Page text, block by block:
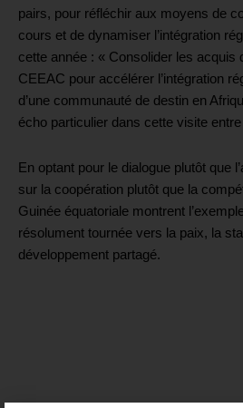
pairs, pour réfléchir aux moyens de
cours et de dynamiser l’intégration
cette année : « Consolider les acquis
CEEAC pour accélérer l’intégration
d’une communauté de destin en
écho particulier dans cette visite
En optant pour le dialogue plutôt que
sur la coopération plutôt que la
Guinée équatoriale montrent
résolument tournée vers la paix, la
développement partagé.